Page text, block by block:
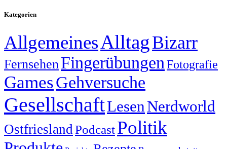
Kategorien
AllgemeinesAlltagBizarr
Fernsehen Fingerübungen Fotografie
GamesGehversuche
GesellschaftLesen Nerdworld
Ostfriesland PodcastPolitik